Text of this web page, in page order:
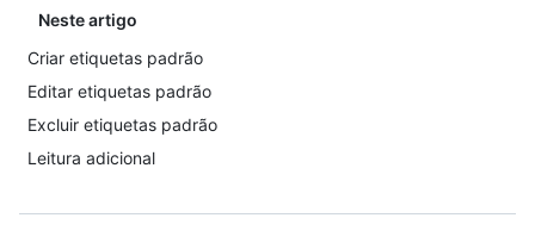
Neste artigo
Criar etiquetas padrão
Editar etiquetas padrão
Excluir etiquetas padrão
Leitura adicional